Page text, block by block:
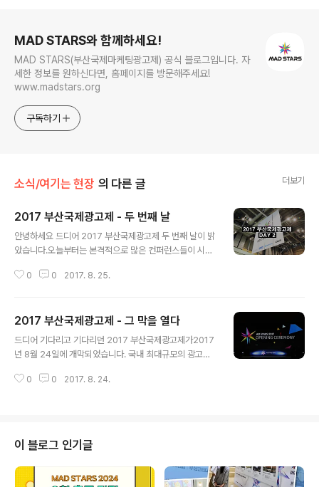
MAD STARS와 함께하세요!
MAD STARS(부산국제마케팅광고제) 공식 블로그입니다. 자
세한 정보를 원하신다면, 홈페이지를 방문해주세요!
www.madstars.org
구독하기
소식/여기는 현장 의 다른 글 더보기
2017 부산국제광고제 - 두 번째 날
안녕하세요 드디어 2017 부산국제광고제 두 번째 날이 밝
았습니다.오늘부터는 본격적으로 많은 컨퍼런스들이 시작
아니라일자별로 컨퍼런스가 나뉘어져 있어 관람 일정을 정
생겼죠 두 번째 날의 부산국제광고제를 한번 보실까요? 요
즘 시대에 페이스북을 안하시는 분이 과연 계실까요? 페이
스북 코리아를 위한 크리에이티브 샵을 이끌고 있는 서흥
법들에 대한 컨퍼런스를메인 스테이지에서 확인할 수 있었
0 0 2017. 8. 25.
2017 부산국제광고제 - 그 막을 열다
드디어 기다리고 기다리던 2017 부산국제광고제가2017
년 8월 24일에 개막되었습니다. 국내 최대규모의 광고제
산국제광고제! 과연 이번엔 어떤 모습일까요? 2017 부산
습니다.과연 부산국제광고제라는 이름에 걸맞게 국제광고
제라는 명성을 확인이라도 하듯가까운 부산에서부터 멀리
외국에서까지 찾아와주셨는데요. 첫날부터 부산국제광고
제의 뜨거운 열기는식을 줄 모르고 타올랐습니다. 부산국
0 0 2017. 8. 24.
이 블로그 인기글